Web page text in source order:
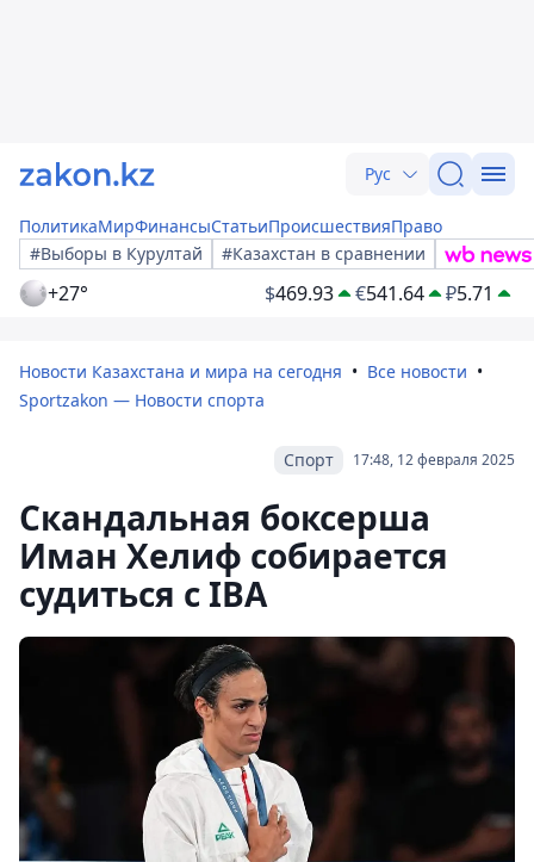
Рус
ПолитикаМирФинансыСтатьиПроисшествияПраво
#Выборы в Курултай
#Казахстан в сравнении
+27° $469.93 €541.64 ₽5.71
Новости Казахстана и мира на сегодня
Все новости
Sportzakon — Новости спорта
17:48, 12 февраля 2025
Спорт
Скандальная боксерша
Иман Хелиф собирается
судиться с IBA